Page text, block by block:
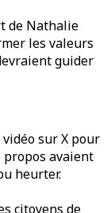
de Nathalie
les valeurs
guider
sur X pour
propos avaient
heurter.
citoyens de